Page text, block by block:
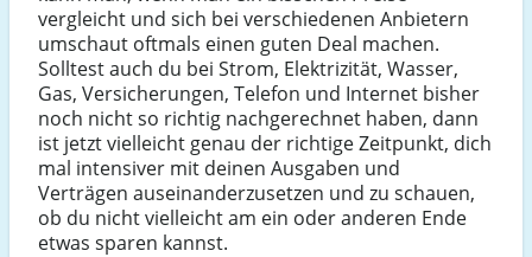
vergleicht und sich bei verschiedenen Anbietern
umschaut oftmals einen guten Deal machen.
Solltest auch du bei Strom, Elektrizität, Wasser,
Gas, Versicherungen, Telefon und Internet bisher
noch nicht so richtig nachgerechnet haben, dann
ist jetzt vielleicht genau der richtige Zeitpunkt, dich
mal intensiver mit deinen Ausgaben und
Verträgen auseinanderzusetzen und zu schauen,
ob du nicht vielleicht am ein oder anderen Ende
etwas sparen kannst.